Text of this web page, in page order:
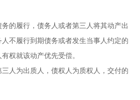
的履行，债务人或者第三人将其动产出
不履行到期债务或者发生当事人约定的
权就该动产优先受偿。
人为出质人，债权人为质权人，交付的